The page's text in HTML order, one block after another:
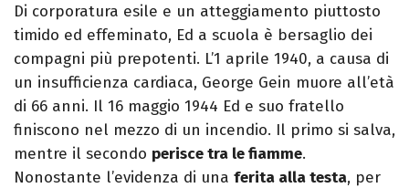
Di corporatura esile e un atteggiamento piuttosto
timido ed effeminato, Ed a scuola è bersaglio dei
compagni più prepotenti. L’1 aprile 1940, a causa di
un insufficienza cardiaca, George Gein muore all’età
di 66 anni. Il 16 maggio 1944 Ed e suo fratello
finiscono nel mezzo di un incendio. Il primo si salva,
mentre il secondo perisce tra le fiamme.
Nonostante l’evidenza di una ferita alla testa, per